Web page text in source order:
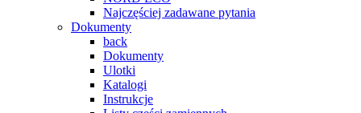
Najczęściej zadawane pytania
Dokumenty
back
Dokumenty
Ulotki
Katalogi
Instrukcje